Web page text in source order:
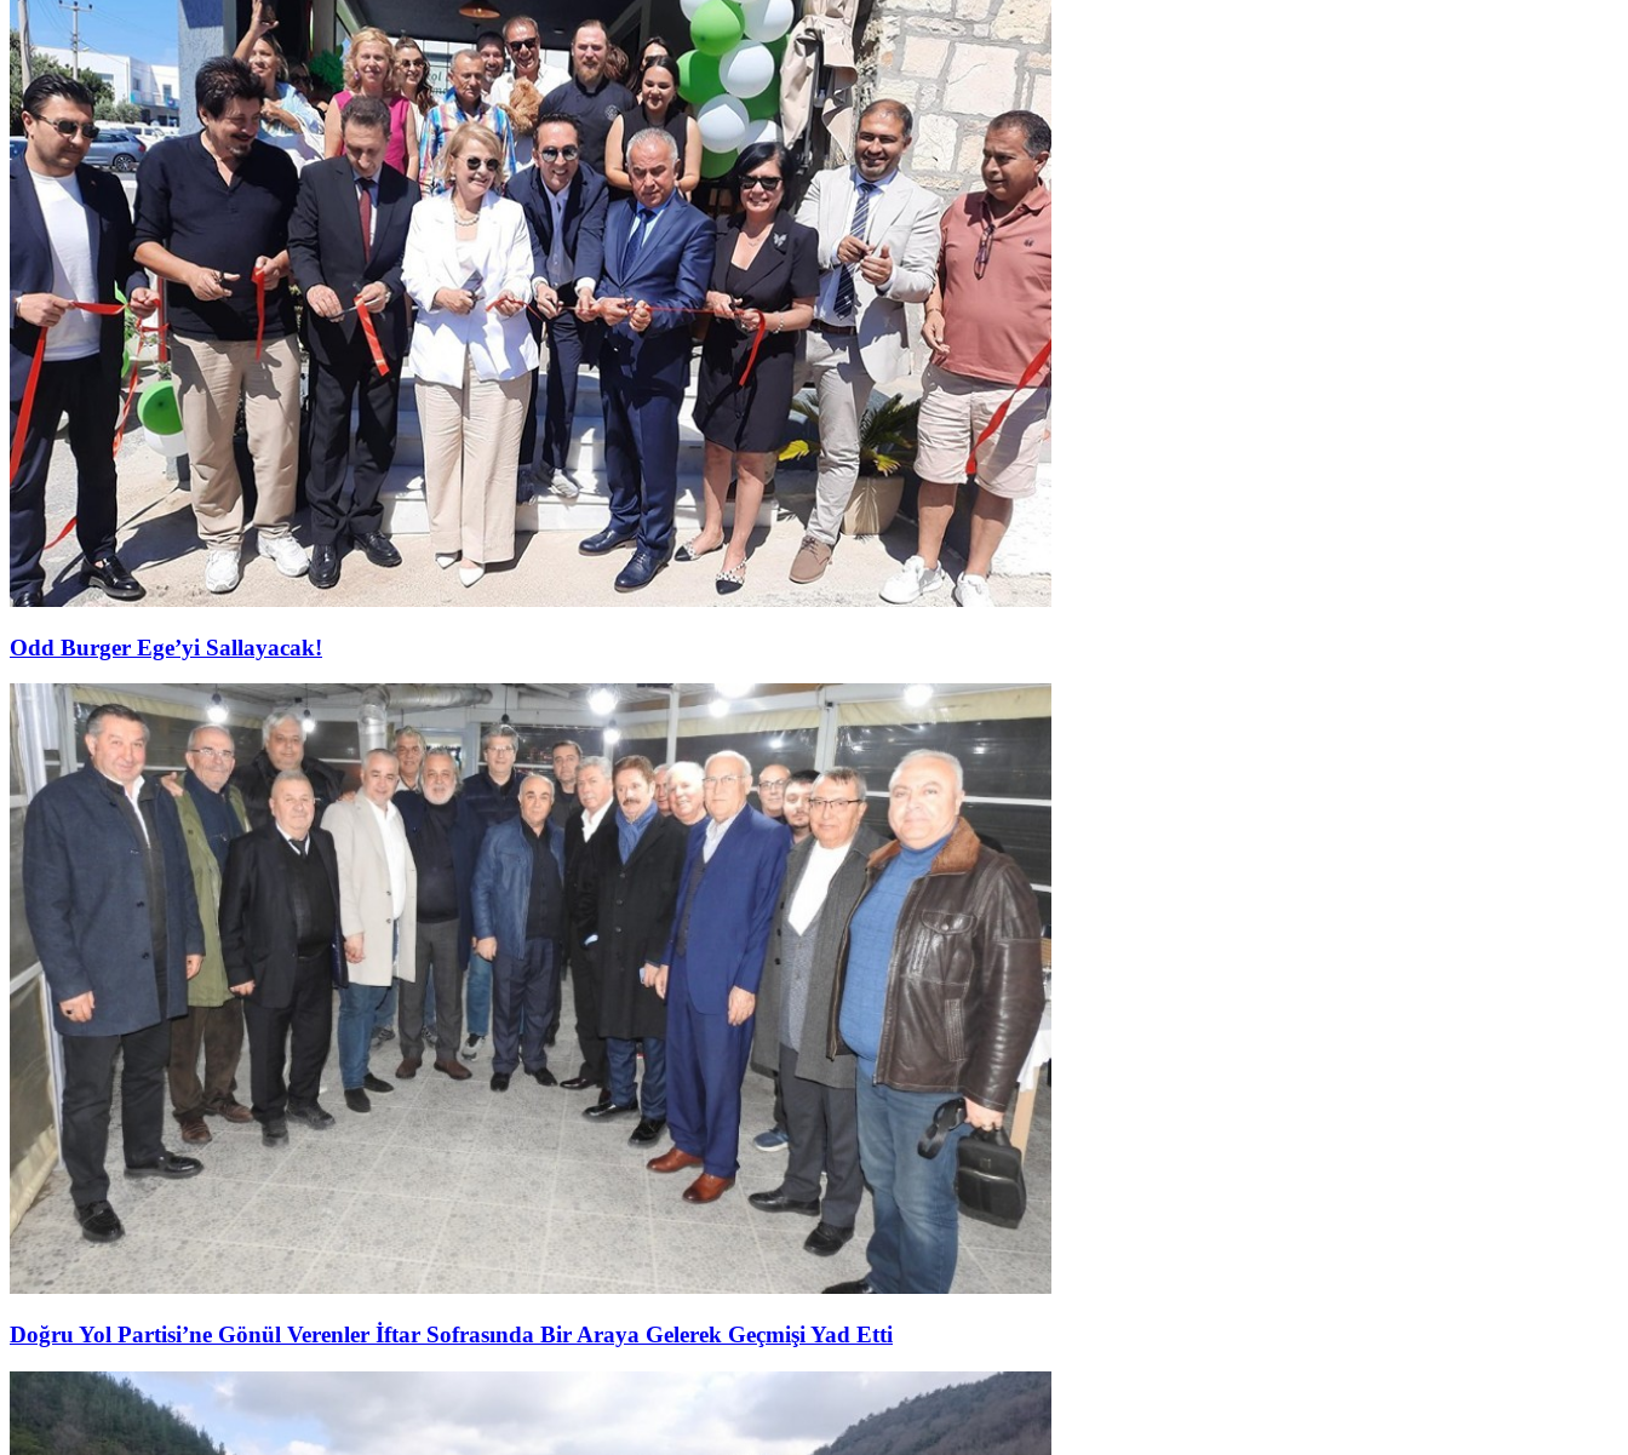
Odd Burger Ege’yi Sallayacak!
Doğru Yol Partisi’ne Gönül Verenler İftar Sofrasında Bir Araya Gelerek Geçmişi Yad Etti